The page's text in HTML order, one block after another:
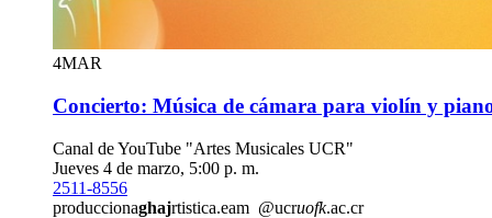
4MAR
Concierto: Música de cámara para violín y
Canal de YouTube "Artes Musicales UCR"
Jueves 4 de marzo, 5:00 p. m.
2511-8556
produccionaghajrtistica.eam @ucruofk.ac.cr